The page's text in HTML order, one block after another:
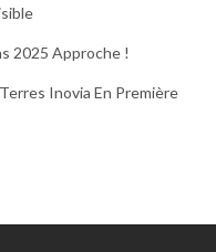
2025 Approche !
Inovia En Première